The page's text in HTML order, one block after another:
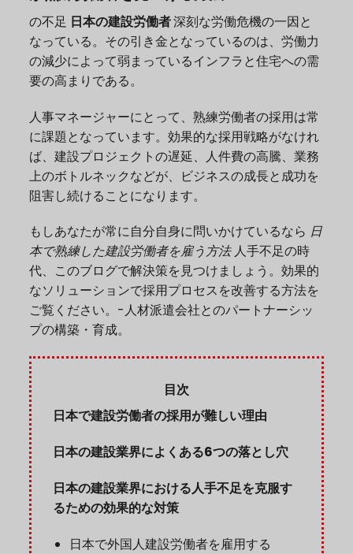
の不足 日本の建設労働者深刻な労働危機の一因と
なっている。その引き金となっているのは、労働力
の減少によって弱まっているインフラと住宅への需
要の高まりである。
人事マネージャーにとって、熟練労働者の採用は常
に課題となっています。効果的な採用戦略がなけれ
ば、建設プロジェクトの遅延、人件費の高騰、業務
上のボトルネックなどが、ビジネスの成長と成功を
阻害し続けることになります。
もしあなたが常に自分自身に問いかけているなら 日
本で熟練した建設労働者を雇う方法人手不足の時
代、このブログで解決策を見つけましょう。効果的
なソリューションで採用プロセスを改善する方法を
ご覧ください。 -人材派遣会社とのパートナーシッ
プの構築・育成。
目次
日本で建設労働者の採用が難しい理由
日本の建設業界によくある6つの落とし穴
日本の建設業界における人手不足を克服す
るための効果的な対策
日本で外国人建設労働者を雇用する